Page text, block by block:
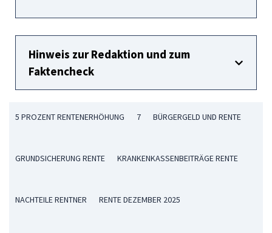
Hinweis zur Redaktion und zum
Faktencheck
5 PROZENT RENTENERHÖHUNG 7 BÜRGERGELD UND RENTE
GRUNDSICHERUNG RENTE KRANKENKASSENBEITRÄGE RENTE
NACHTEILE RENTNER RENTE DEZEMBER 2025